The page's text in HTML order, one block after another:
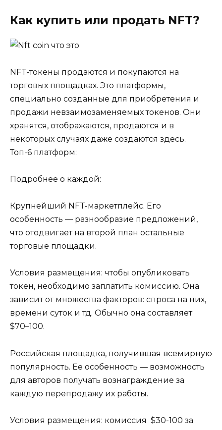
Как купить или продать NFT?
NFT-токены продаются и покупаются на
торговых площадках. Это платформы,
специально созданные для приобретения и
продажи невзаимозаменяемых токенов. Они
хранятся, отображаются, продаются и в
некоторых случаях даже создаются здесь.
Топ-6 платформ:
Подробнее о каждой:
Крупнейший NFT-маркетплейс. Его
особенность — разнообразие предложений,
что отодвигает на второй план остальные
торговые площадки.
Условия размещения: чтобы опубликовать
токен, необходимо заплатить комиссию. Она
зависит от множества факторов: спроса на них,
времени суток и тд. Обычно она составляет
$70–100.
Российская площадка, получившая всемирную
популярность. Ее особенность — возможность
для авторов получать вознаграждение за
каждую перепродажу их работы.
Условия размещения: комиссия $30-100 за